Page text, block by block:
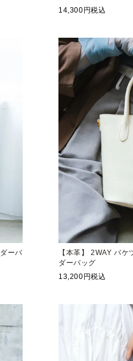
14,300 税込
ーバ
【本革】 2WAY バ
ダーバッグ
13,200 税込